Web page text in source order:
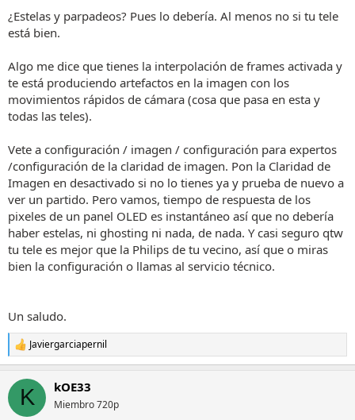
imagen tan buena que he visto en esa Philips.
No sé si hay alguna opción de hacer algo que se me escapa o la
Gracias de antemano.
¿Estelas y parpadeos? Pues lo debería. Al menos no si tu tele
está bien.
Algo me dice que tienes la interpolación de frames activada y
te está produciendo artefactos en la imagen con los
movimientos rápidos de cámara (cosa que pasa en esta y
todas las teles).
Vete a configuración / imagen / configuración para expertos
/configuración de la claridad de imagen. Pon la Claridad de
Imagen en desactivado si no lo tienes ya y prueba de nuevo a
ver un partido. Pero vamos, tiempo de respuesta de los
pixeles de un panel OLED es instantáneo así que no debería
haber estelas, ni ghosting ni nada, de nada. Y casi seguro qtw
tu tele es mejor que la Philips de tu vecino, así que o miras
bien la configuración o llamas al servicio técnico.
Un saludo.
R
e
c
i
Javiergarciapernil
K kOE33
Miembro 720p